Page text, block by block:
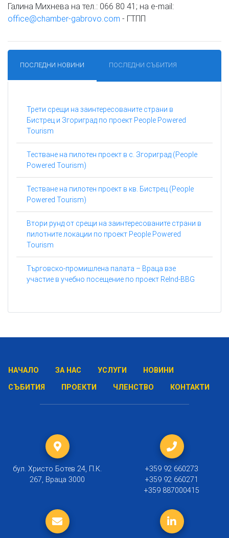
Галина Михнева на тел.: 066 80 41; на e-mail:
office@chamber-gabrovo.com - ГТПП
ПОСЛЕДНИ НОВИНИ ПОСЛЕДНИ СЪБИТИЯ
Трети срещи на заинтересованите страни в
Бистрец и Згориград по проект People Powered
Tourism
Тестване на пилотен проект в с. Згориград (People
Powered Tourism)
Тестване на пилотен проект в кв. Бистрец (People
Powered Tourism)
Втори рунд от срещи на заинтересованите страни в
пилотните локации по проект People Powered
Tourism
Търговско-промишлена палата – Враца взе
участие в учебно посещение по проект ReInd-BBG
НАЧАЛО ЗА НАС УСЛУГИ
НОВИНИ
СЪБИТИЯ
ПРОЕКТИ ЧЛЕНСТВО КОНТАКТИ
бул. Христо Ботев 24, П.К.
267, Враца 3000
+359 92 660273
+359 92 660271
+359 887000415